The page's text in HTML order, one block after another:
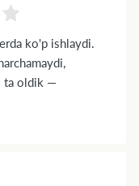
ko'p ishlaydi.
ta oldik —